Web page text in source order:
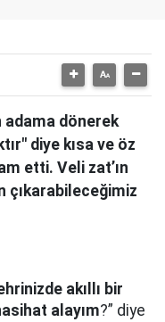
dönerek
diye kısa ve öz
etti. Veli zat’ın
çıkarabileceğimiz
akıllı bir
alayım?” diye